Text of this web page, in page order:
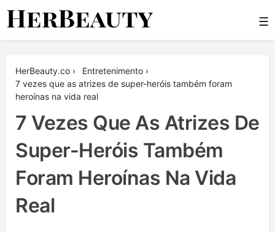
Skip
☰
HerBeauty.co › Entretenimento ›
7 vezes que as atrizes de super-heróis também foram
heroínas na vida real
7 Vezes Que As Atrizes De
Super-Heróis Também
Foram Heroínas Na Vida
Real